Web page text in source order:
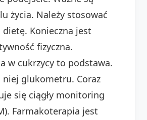
życia. Należy stosować
Konieczna jest
fizyczna.
w cukrzycy to podstawa.
niej glukometru. Coraz
się ciągły monitoring
Farmakoterapia jest